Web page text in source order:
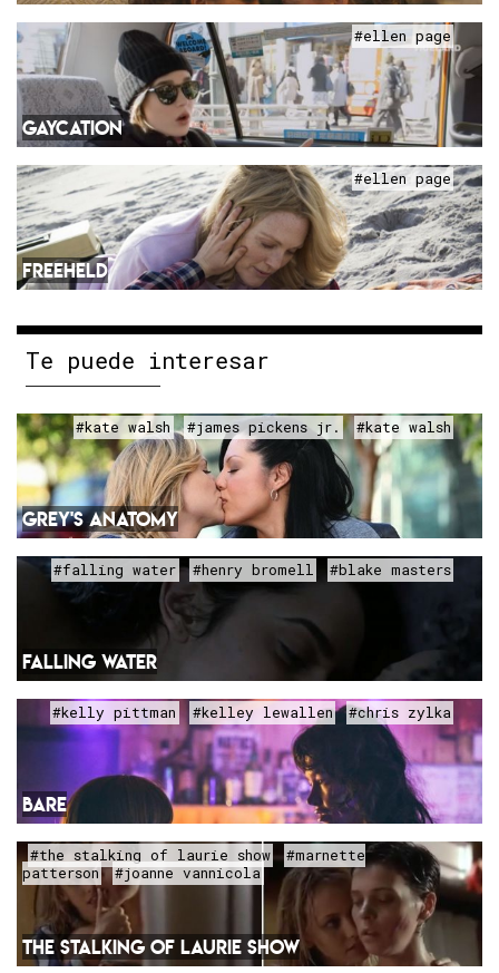
#ellen page
GAYCATION
#ellen page
FREEHELD
Te puede interesar
#kate walsh #james pickens jr. #kate walsh
GREY'S ANATOMY
#falling water #henry bromell #blake masters
FALLING WATER
#kelly pittman #kelley lewallen #chris zylka
BARE
#the stalking of laurie show
#marnette
patterson
#joanne vannicola
THE STALKING OF LAURIE SHOW